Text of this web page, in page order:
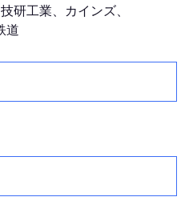
研工業、カインズ、
道